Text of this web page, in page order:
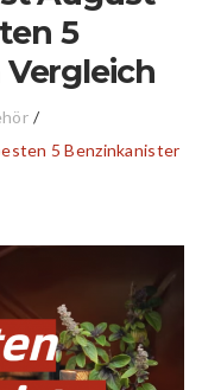
5
/
5 Benzinkanister